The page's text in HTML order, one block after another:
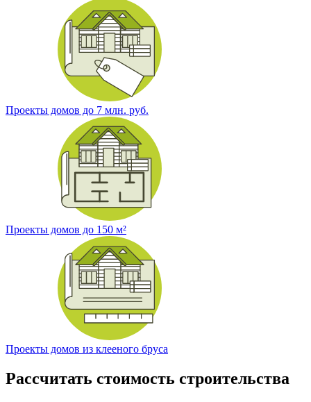
Проекты домов до 7 млн. руб.
Проекты домов до 150 м²
Проекты домов из клееного бруса
Рассчитать стоимость строительства